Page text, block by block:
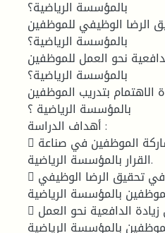
بالمؤسسة الرياضية؟
الرضا الوظيفي للموظفين
بالمؤسسة الرياضية؟
نحو العمل للموظفين
بالمؤسسة الرياضية؟
بتدريب الموظفين
بالمؤسسة الرياضية ؟
أهداف الدراسة :
 التعرف على دور التخطيط المسار الوظيفي في مشاركة الموظفين في صناعة
القرار بالمؤسسة الرياضية.
 التعرف على دور التخطيط المسار الوظيفي في تحقيق الرضا الوظيفي
بالمؤسسة الرياضية.
 التعرف على دور التخطيط المسار الوظيفي في زيادة الدافعية نحو العمل
بالمؤسسة الرياضية.